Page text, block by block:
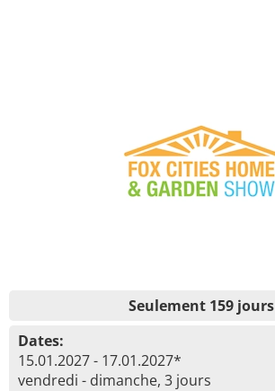
Seulement 159 jours
Dates:
15.01.2027 - 17.01.2027*
vendredi - dimanche, 3 jours